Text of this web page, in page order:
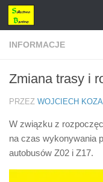
Przejdź do treści
INFORMACJE
Zmiana trasy i
PRZEZ WOJCIECH
W związku z
na czas wykonywania
autobusów Z02 i Z17.